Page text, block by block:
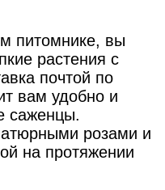
питомнике, вы
растения с
почтой по
вам удобно и
саженцы.
розами и
на протяжении